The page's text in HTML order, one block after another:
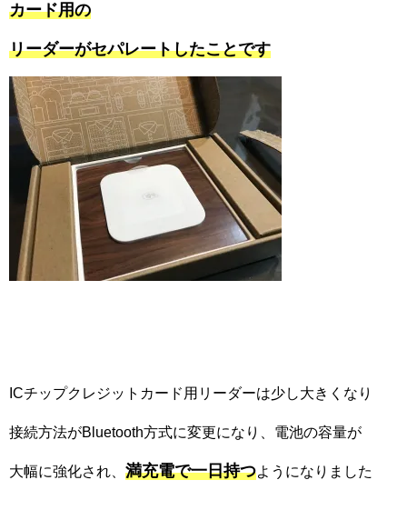
カード用の
リーダーがセパレートしたことです
ICチップクレジットカード用リーダーは少し大きくなり
接続方法がBluetooth方式に変更になり、電池の容量が
大幅に強化され、 満充電で一日持つようになりました